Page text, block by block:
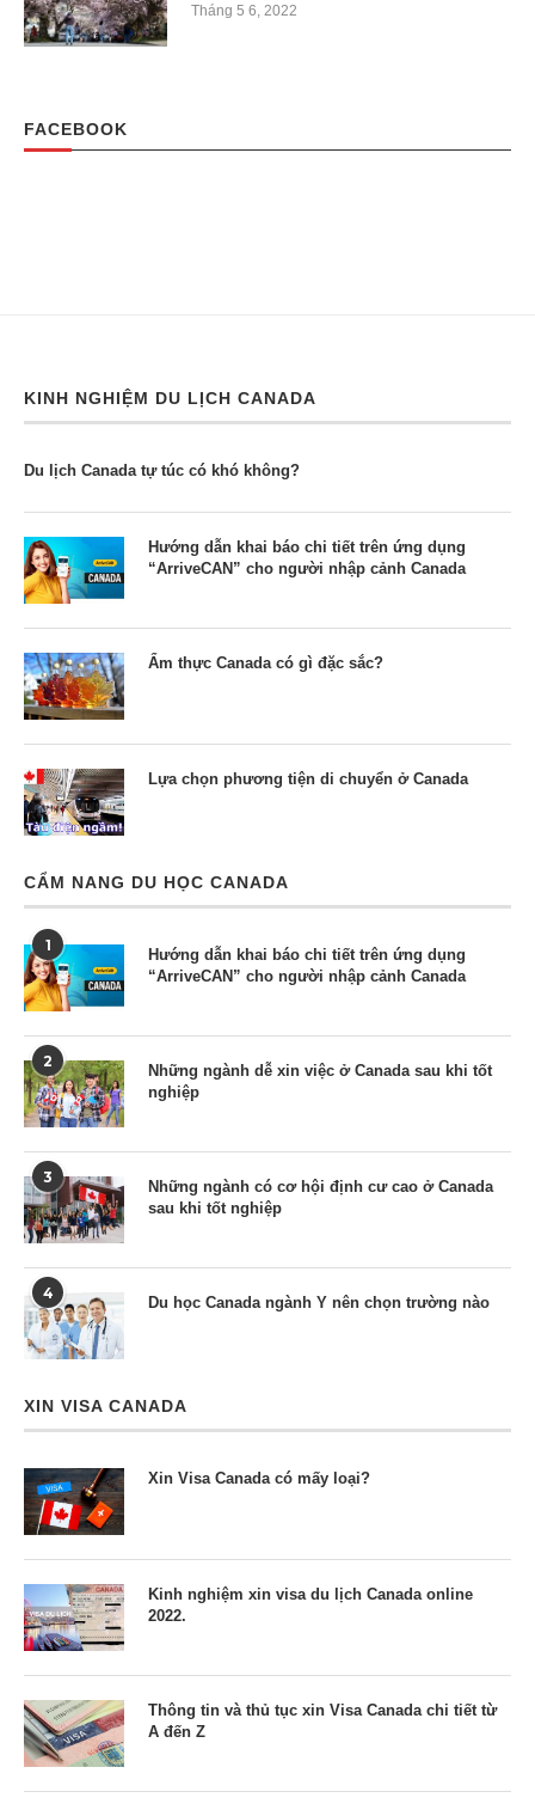
Tháng 5 6, 2022
FACEBOOK
KINH NGHIỆM DU LỊCH CANADA
Du lịch Canada tự túc có khó không?
Hướng dẫn khai báo chi tiết trên ứng dụng
“ArriveCAN” cho người nhập cảnh Canada
Ẩm thực Canada có gì đặc sắc?
Lựa chọn phương tiện di chuyển ở Canada
CẨM NANG DU HỌC CANADA
1
Hướng dẫn khai báo chi tiết trên ứng dụng
“ArriveCAN” cho người nhập cảnh Canada
2
Những ngành dễ xin việc ở Canada sau khi tốt
nghiệp
3
Những ngành có cơ hội định cư cao ở Canada
sau khi tốt nghiệp
4
Du học Canada ngành Y nên chọn trường nào
XIN VISA CANADA
Xin Visa Canada có mấy loại?
Kinh nghiệm xin visa du lịch Canada online
2022.
Thông tin và thủ tục xin Visa Canada chi tiết từ
A đến Z